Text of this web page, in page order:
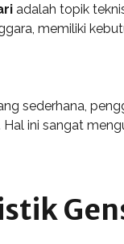
adalah topik
memiliki
sederhana,
ini sangat